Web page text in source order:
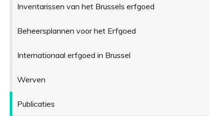
Inventarissen van het Brussels erfgoed
Beheersplannen voor het Erfgoed
Internationaal erfgoed in Brussel
Werven
Publicaties